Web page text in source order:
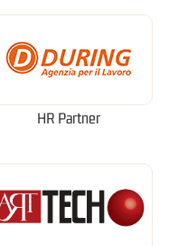
HR Partner